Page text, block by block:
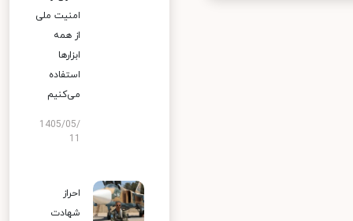
امنیت ملی
از همه
ابزارها
استفاده
می‌کنیم
1405/05/
احراز
شهادت